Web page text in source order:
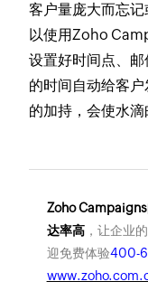
客户量庞大而忘
以使用Zoho
设置好时间点、
的时间自动给客
的加持，会使水滴
Zoho
达率高，让企业
迎免费体验400-